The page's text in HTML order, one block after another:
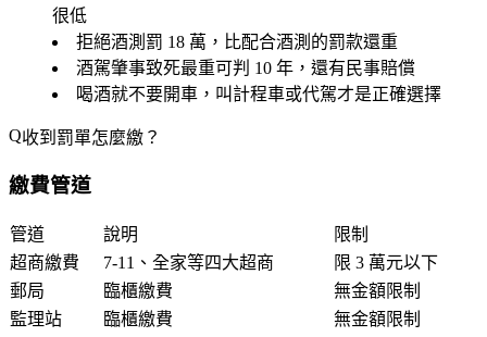
很低
拒絕酒測罰 18 萬，比配合酒測的罰款還重
酒駕肇事致死最重可判 10 年，還有民事賠償
喝酒就不要開車，叫計程車或代駕才是正確選擇
收到罰單怎麼繳？
繳費管道
管道 說明
限制
超商繳費
7-11、全家等四大超商
限 3 萬元以下
郵局
臨櫃繳費
無金額限制
監理站
臨櫃繳費
無金額限制